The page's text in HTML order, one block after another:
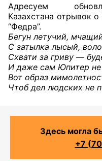
Адресуем
Казахстана отрывок
“Федра”.
Бегун летучий,
С затылка лысый,
Схвати за гриву —
И даже сам Юпитер не
Вот образ
Чтоб дел людских не
Здесь могла
+7